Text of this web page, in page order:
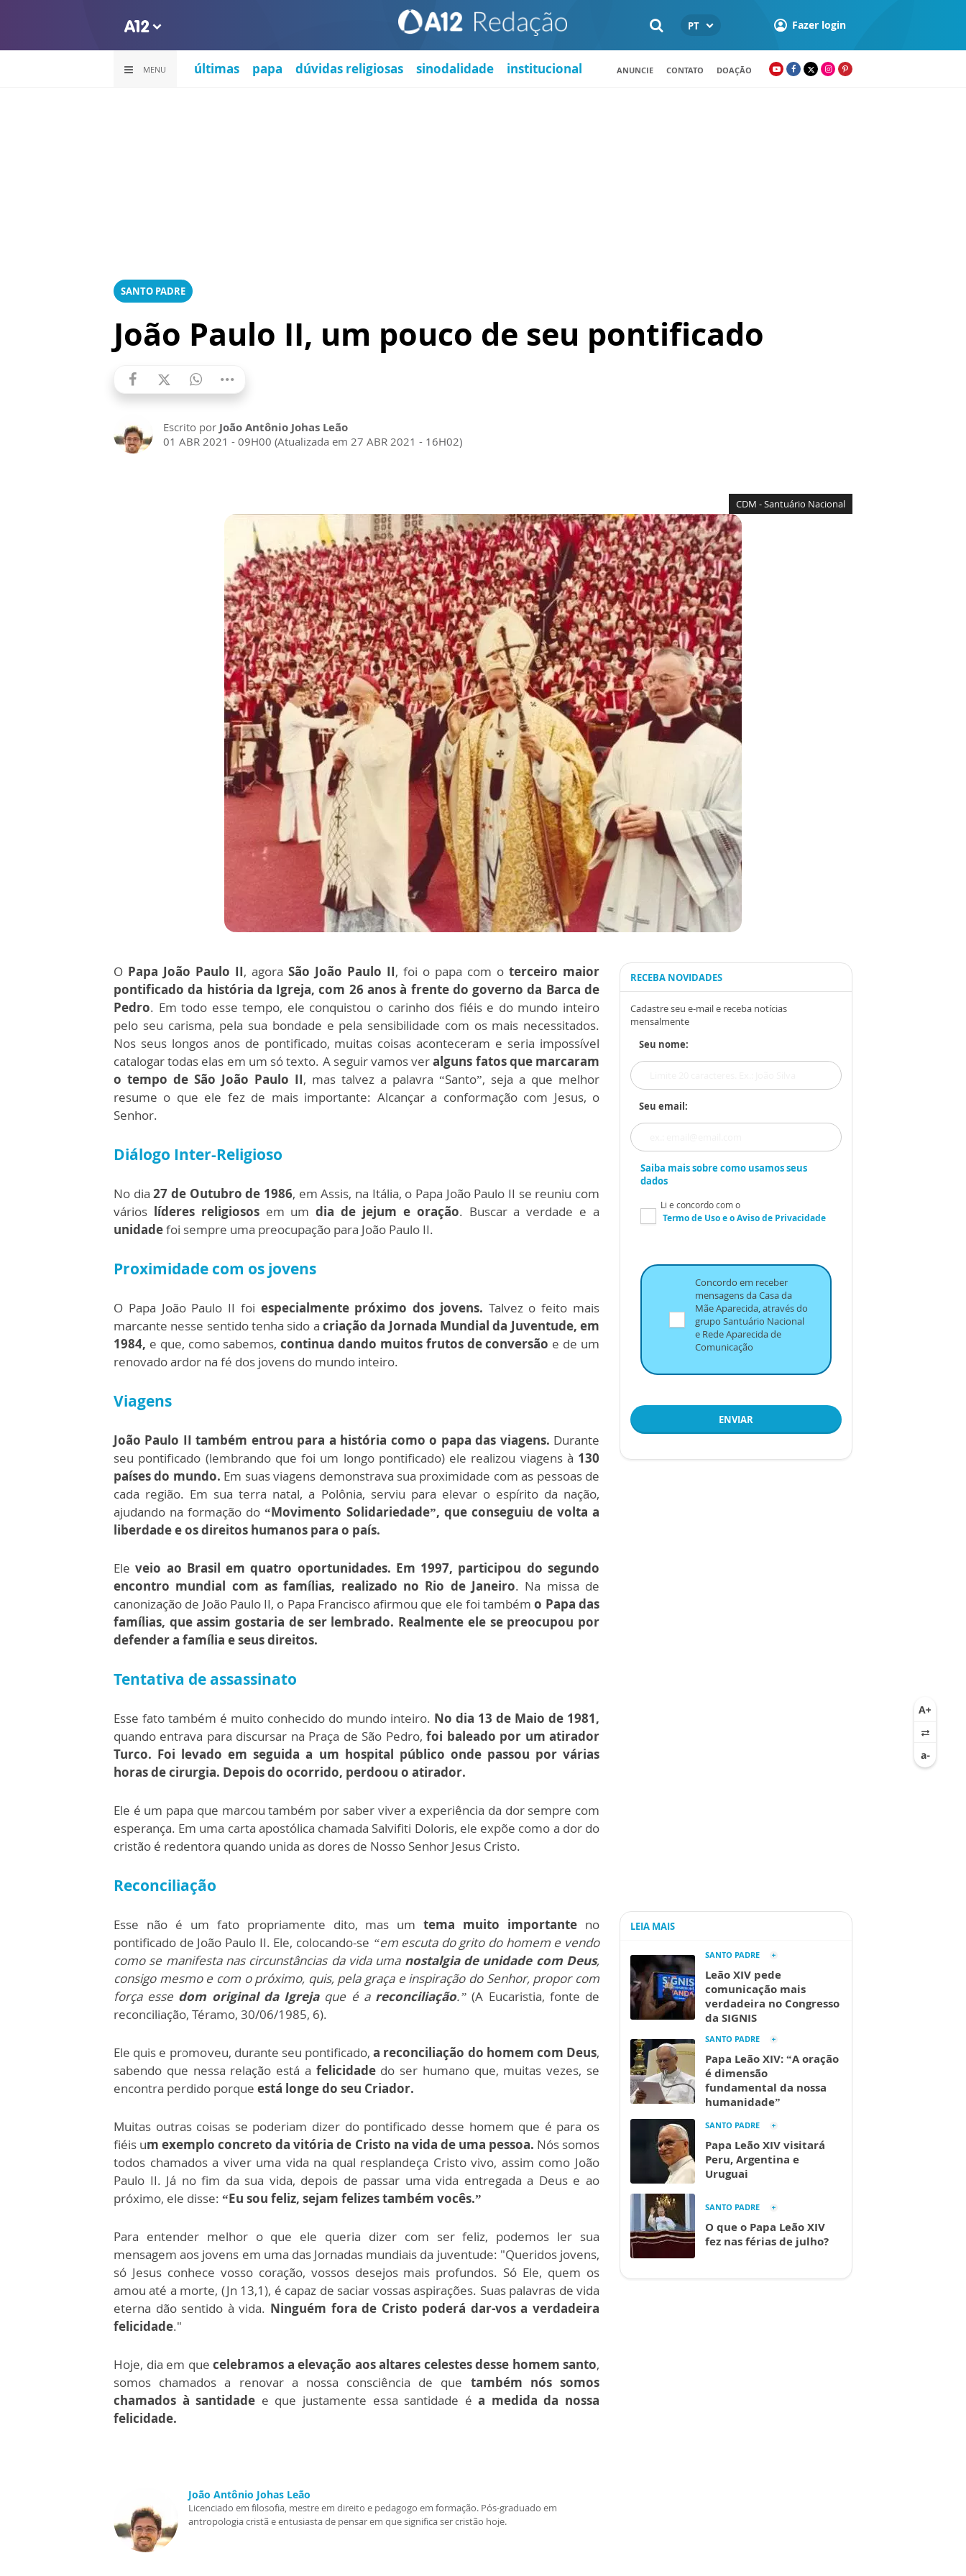
PT Fazer login
MENU últimas papa dúvidas religiosas sinodalidade institucional ANUNCIE CONTATO DOAÇÃO
SANTO PADRE
João Paulo II, um pouco de seu pontificado
Escrito por João Antônio Johas Leão
01 ABR 2021 - 09H00 (Atualizada em 27 ABR 2021 - 16H02)
CDM - Santuário Nacional
O Papa João Paulo II, agora São João Paulo II, foi o papa com o terceiro maior
pontificado da história da Igreja, com 26 anos à frente do governo da Barca de
Pedro. Em todo esse tempo, ele conquistou o carinho dos fiéis e do mundo inteiro
pelo seu carisma, pela sua bondade e pela sensibilidade com os mais necessitados.
Nos seus longos anos de pontificado, muitas coisas aconteceram e seria impossível
catalogar todas elas em um só texto. A seguir vamos veralguns fatos que marcaram
o tempo de São João Paulo II, mas talvez a palavra “Santo”, seja a que melhor
resume o que ele fez de mais importante: Alcançar a conformação com Jesus, o
Senhor.
Diálogo Inter-Religioso
No dia27 de Outubro de 1986, em Assis, na Itália, o Papa João Paulo II se reuniu com
vários líderes religiososem umdia de jejum e oração. Buscar a verdade e a
unidadefoi sempre uma preocupação para João Paulo II.
Proximidade com os jovens
O Papa João Paulo II foi especialmente próximo dos jovens. Talvez o feito mais
marcante nesse sentido tenha sido a criação da Jornada Mundial da Juventude, em
1984, e que, como sabemos, continua dando muitos frutos de conversão e de um
renovado ardor na fé dos jovens do mundo inteiro.
Viagens
João Paulo II também entrou para a história como o papa das viagens. Durante
seu pontificado (lembrando que foi um longo pontificado) ele realizou viagens à 130
países do mundo. Em suas viagens demonstrava sua proximidade com as pessoas de
cada região. Em sua terra natal, a Polônia, serviu para elevar o espírito da nação,
ajudando na formação do“Movimento Solidariedade”, que conseguiu de volta a
liberdade e os direitos humanos para o país.
Eleveio ao Brasil em quatro oportunidades. Em 1997, participou do segundo
encontro mundial com as famílias, realizado no Rio de Janeiro. Na missa de
canonização de João Paulo II, o Papa Francisco afirmou que ele foi tambémo Papa das
famílias, que assim gostaria de ser lembrado. Realmente ele se preocupou por
defender a família e seus direitos.
Tentativa de assassinato
Esse fato também é muito conhecido do mundo inteiro. No dia 13 de Maio de 1981,
quando entrava para discursar na Praça de São Pedro,foi baleado por um atirador
Turco. Foi levado em seguida a um hospital público onde passou por várias
horas de cirurgia. Depois do ocorrido, perdoou o atirador.
Ele é um papa que marcou também por saber viver a experiência da dor sempre com
esperança. Em uma carta apostólica chamada Salvifiti Doloris, ele expõe como a dor do
cristão é redentora quando unida as dores de Nosso Senhor Jesus Cristo.
Reconciliação
Esse não é um fato propriamente dito, mas um tema muito importante no
pontificado de João Paulo II. Ele, colocando-se “em escuta do grito do homem e vendo
como se manifesta nas circunstâncias da vida uma nostalgia de unidade com Deus,
consigo mesmo e com o próximo, quis, pela graça e inspiração do Senhor, propor com
força esse dom original da Igrejaque é a reconciliação.” (A Eucaristia, fonte de
reconciliação, Téramo, 30/06/1985, 6).
Ele quis e promoveu, durante seu pontificado,a reconciliação do homem com Deus,
sabendo que nessa relação está a felicidadedo ser humano que, muitas vezes, se
encontra perdido porque está longe do seu Criador.
Muitas outras coisas se poderiam dizer do pontificado desse homem que é para os
fiéis um exemplo concreto da vitória de Cristo na vida de uma pessoa. Nós somos
todos chamados a viver uma vida na qual resplandeça Cristo vivo, assim como João
Paulo II. Já no fim da sua vida, depois de passar uma vida entregada a Deus e ao
próximo, ele disse: “Eu sou feliz, sejam felizes também vocês.”
Para entender melhor o que ele queria dizer com ser feliz, podemos ler sua
mensagem aos jovens em uma das Jornadas mundiais da juventude: "Queridos jovens,
só Jesus conhece vosso coração, vossos desejos mais profundos. Só Ele, quem os
amou até a morte, (Jn 13,1), é capaz de saciar vossas aspirações. Suas palavras de vida
eterna dão sentido à vida. Ninguém fora de Cristo poderá dar-vos a verdadeira
felicidade."
Hoje, dia em que celebramos a elevação aos altares celestes desse homem santo,
somos chamados a renovar a nossa consciência de que também nós somos
chamados à santidade e que justamente essa santidade éa medida da nossa
felicidade.
João Antônio Johas Leão
Licenciado em filosofia, mestre em direito e pedagogo em formação. Pós-graduado em
antropologia cristã e entusiasta de pensar em que significa ser cristão hoje.
RECEBA NOVIDADES
Cadastre seu e-mail e receba notícias
mensalmente
Seu nome:
Seu email:
Saiba mais sobre como usamos seus
dados
Li e concordo com o
Termo de Usoe oAviso de Privacidade
Concordo em receber
mensagens da Casa da
Mãe Aparecida, através do
grupo Santuário Nacional
e Rede Aparecida de
Comunicação
ENVIAR
LEIA MAIS
SANTO PADRE
Leão XIV pede
comunicação mais
verdadeira no Congresso
da SIGNIS
SANTO PADRE
Papa Leão XIV: “A oração
é dimensão
fundamental da nossa
humanidade”
SANTO PADRE
Papa Leão XIV visitará
Peru, Argentina e
Uruguai
SANTO PADRE
O que o Papa Leão XIV
fez nas férias de julho?